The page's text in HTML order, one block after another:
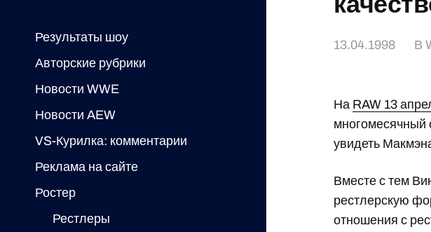
Результаты шоу
Авторские рубрики
Новости WWE
Новости AEW
VS-Курилка: комментарии
Реклама на сайте
Ростер
Рестлеры
13.04.1998 В
На RAW 13
многомесячный
увидеть
Вместе с тем
рестлерскую
отношения с